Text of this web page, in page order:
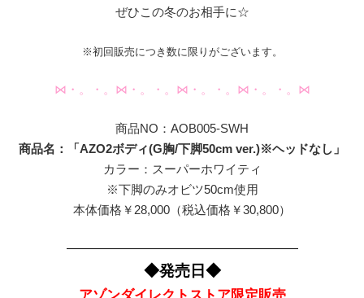
ぜひこの冬のお相手に☆
※初回販売につき数に限りがございます。
⋈・。・。⋈・。・。⋈・。・。⋈・。・。⋈
商品NO：AOB005-SWH
商品名：「AZO2ボディ(G胸/下脚50cm ver.)※ヘッドなし」
カラー：スーパーホワイティ
※下脚のみオビツ50cm使用
本体価格￥28,000（税込価格￥30,800）
———————————————————
◆発売日◆